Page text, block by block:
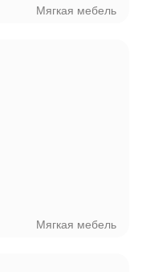
Мягкая мебель
Мягкая мебель